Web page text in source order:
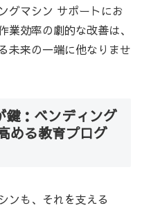
グマシン サポートにお
効率の劇的な改善は、
未来の一端に他なりませ
鍵：ベンディング
める教育プログ
ンも、それを支える